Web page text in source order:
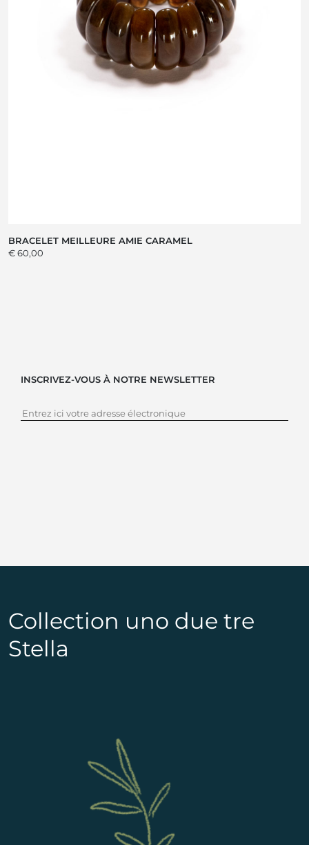
BRACELET MEILLEURE AMIE CARAMEL
€ 60,00
INSCRIVEZ-VOUS À NOTRE NEWSLETTER
Collection uno due tre
Stella